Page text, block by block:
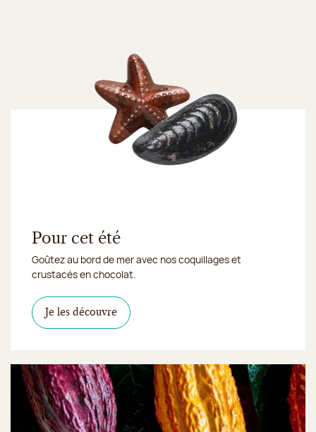
Pour cet été
Goûtez au bord de mer avec nos coquillages et
crustacés en chocolat.
Je les découvre